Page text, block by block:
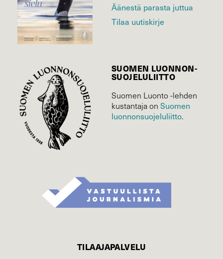
Äänestä parasta juttua
Tilaa uutiskirje
SUOMEN LUONNON­
SUOJELU­LIITTO
Suomen Luonto -lehden
kustantaja on Suomen
luonnonsuojelu­liitto.
TILAAJAPALVELU